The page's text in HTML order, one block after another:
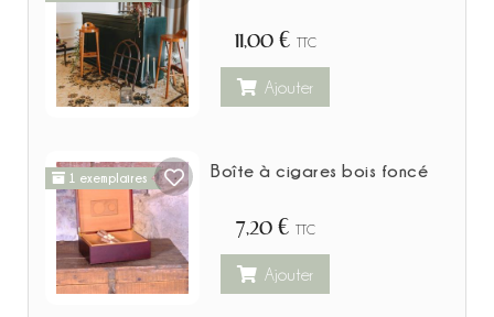
11,00 € TTC
Ajouter
1 exemplaires Boîte à cigares bois foncé
7,20 € TTC
Ajouter